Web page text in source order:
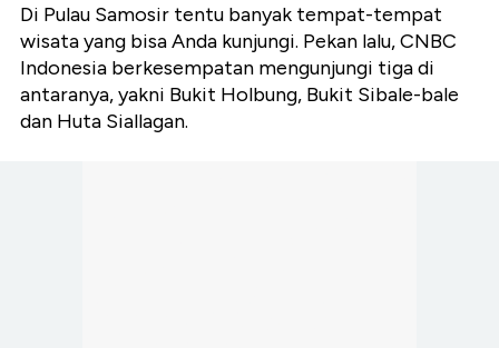
Di Pulau Samosir tentu banyak tempat-tempat
wisata yang bisa Anda kunjungi. Pekan lalu, CNBC
Indonesia berkesempatan mengunjungi tiga di
antaranya, yakni Bukit Holbung, Bukit Sibale-bale
dan Huta Siallagan.